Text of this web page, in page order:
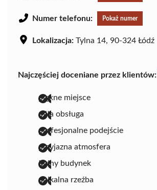
Numer telefonu: Pokaż numer
Lokalizacja: Tylna 14, 90-324 Łódź
Najczęściej doceniane przez klientów:
piękne miejsce
miła obsługa
profesjonalne podejście
przyjazna atmosfera
ładny budynek
unikalna rzeźba